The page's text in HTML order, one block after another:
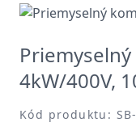
4kW/400V,
Kód produktu: